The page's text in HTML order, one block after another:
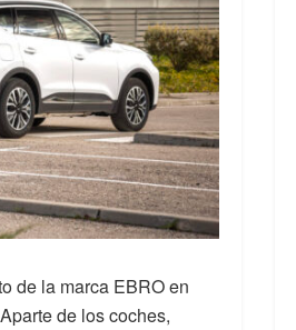
de la marca EBRO en
de los coches,